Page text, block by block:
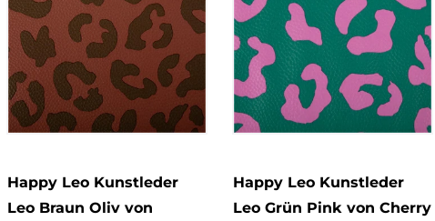
Happy Leo Kunstleder
Leo Braun Oliv von
Happy Leo Kunstleder
Leo Grün Pink von Cherry